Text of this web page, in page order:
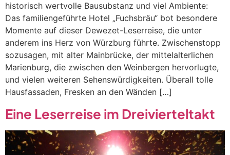
historisch wertvolle Bausubstanz und viel Ambiente:
Das familiengeführte Hotel „Fuchsbräu“ bot besondere
Momente auf dieser Dewezet-Leserreise, die unter
anderem ins Herz von Würzburg führte. Zwischenstopp
sozusagen, mit alter Mainbrücke, der mittelalterlichen
Marienburg, die zwischen den Weinbergen hervorlugte,
und vielen weiteren Sehenswürdigkeiten. Überall tolle
Hausfassaden, Fresken an den Wänden […]
Eine Leserreise im Dreivierteltakt